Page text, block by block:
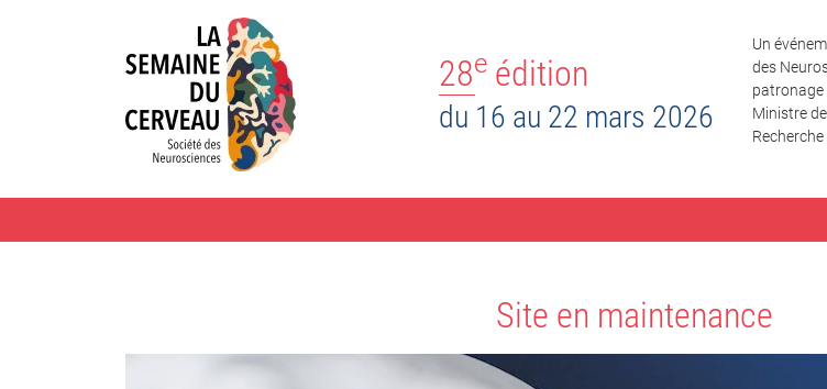
28e édition
du 16 au 22 mars 2026
Un
des
patronage
Ministre
Site en maintenance